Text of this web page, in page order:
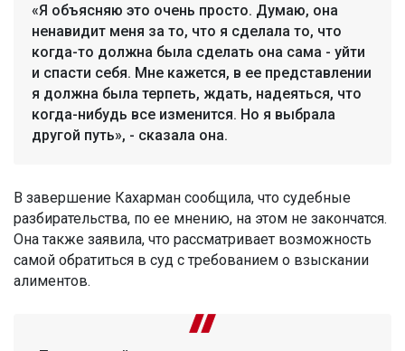
«Я объясняю это очень просто. Думаю, она
ненавидит меня за то, что я сделала то, что
когда-то должна была сделать она сама - уйти
и спасти себя. Мне кажется, в ее представлении
я должна была терпеть, ждать, надеяться, что
когда-нибудь все изменится. Но я выбрала
другой путь», - сказала она.
В завершение Кахарман сообщила, что судебные
разбирательства, по ее мнению, на этом не закончатся.
Она также заявила, что рассматривает возможность
самой обратиться в суд с требованием о взыскании
алиментов.